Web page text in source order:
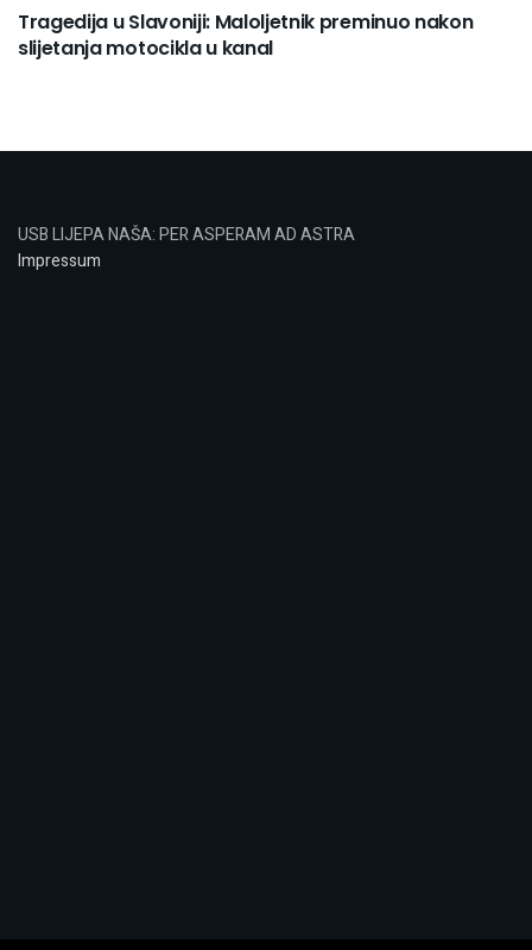
Tragedija u Slavoniji: Maloljetnik preminuo nakon
slijetanja motocikla u kanal
USB LIJEPA NAŠA: PER ASPERAM AD ASTRA
Impressum